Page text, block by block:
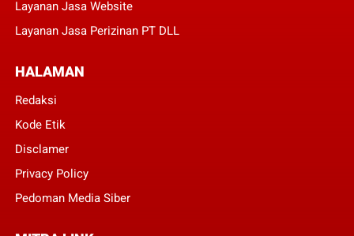
Layanan Jasa Website
Layanan Jasa Perizinan PT DLL
HALAMAN
Redaksi
Kode Etik
Disclamer
Privacy Policy
Pedoman Media Siber